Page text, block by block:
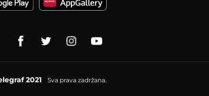
2021 Sva prava zadržana.